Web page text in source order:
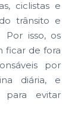
ciclistas e
trânsito e
Por isso, os
ficar de fora
por
diária, e
para evitar